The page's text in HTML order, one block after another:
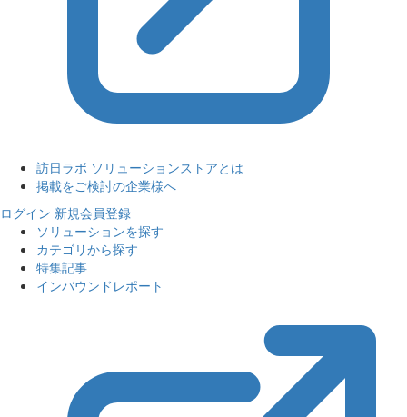
訪日ラボ ソリューションストアとは
掲載をご検討の企業様へ
ログイン 新規会員登録
ソリューションを探す
カテゴリから探す
特集記事
インバウンドレポート